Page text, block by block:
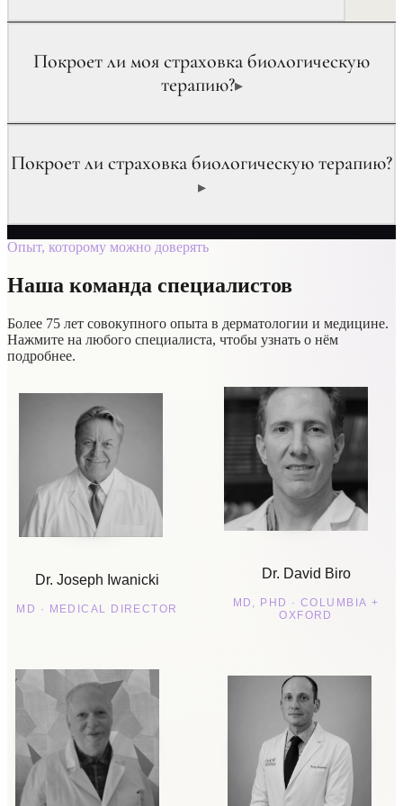
Покроет ли моя страховка биологическую
терапию?▸
Покроет ли страховка биологическую терапию?
▸
Опыт, которому можно доверять
Наша команда специалистов
Более 75 лет совокупного опыта в дерматологии и медицине.
Нажмите на любого специалиста, чтобы узнать о нём
подробнее.
Dr. Joseph Iwanicki
MD · MEDICAL DIRECTOR
Dr. David Biro
MD, PHD · COLUMBIA +
OXFORD